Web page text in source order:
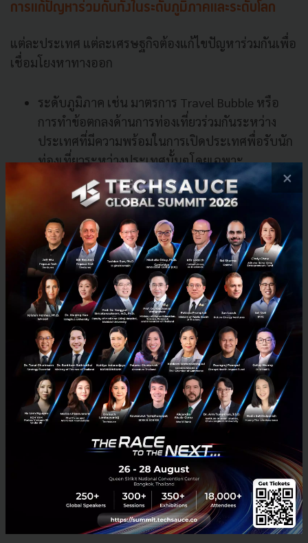
การแก้ปัญหาร่วมกันทั้งในระดับภูมิภาคและระดับโลก
แต่ละประเทศ แต่ละเศรษฐกิจต้องแก้ไขปัญหาร่วมกันเพื่อ
เชื่อมโยงหาทางออก
ระดับภูมิภาค เช่น มาตรการ Travel Bubble หรือ
การทำข้อตกลงด้านการท่องเที่ยวร่วมกันระหว่าง
ประเทศที่มีความพร้อมในการเปิดประเทศพื่อรับนัก
ท่องเที่ยวระหว่างประเทศนั้นๆโดยเฉพาะ
ระดับโลก คือยึดการพัฒนาอย่างยั่งยืน โดยไม่ทิ้งใคร
ไว้ข้างหลัง
คำแนะนำต่อการเข้าถึงการมีส่วนร่วมของประชาชน
วอนให้ประชาชนอย่าตื่นตระหนก เมื่อได้รับความ
เห็นที่ขัดแย้งกัน
ขับเคลื่อนสังคม โดยกลุ่มประชาชนช่วยกันดูแลซึ่ง
กันและกัน เช่น การรักษาสุขอนามัย การรักษาระยะ
ห่าง
บอกต่อไอเดียที่ดีเกี่ยวกับการป้องกันตัวเอง ถ้าหาก
ไอเดียดี ๆ ของคนใดคนหนึ่งกลายเป็นกระแสใน
สังคม ไวรัสโคโรนาก็จะไม่กลายเป็นกระแสหลักใน
Privacy and Health Security - ความเป็นส่วน
ตัวและเรื่องความปลอดภัยด้านสุขภาพ
×